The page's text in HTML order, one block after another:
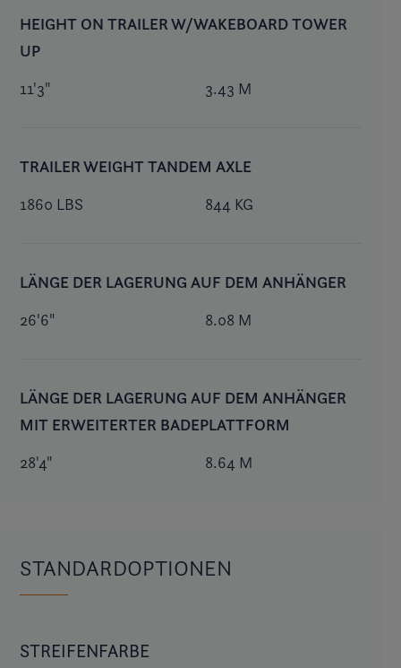
HEIGHT ON TRAILER W/WAKEBOARD TOWER
UP
11'3" 3.43 M
TRAILER WEIGHT TANDEM AXLE
1860 LBS 844 KG
LÄNGE DER LAGERUNG AUF DEM ANHÄNGER
26'6" 8.08 M
LÄNGE DER LAGERUNG AUF DEM ANHÄNGER
MIT ERWEITERTER BADEPLATTFORM
28'4" 8.64 M
STANDARDOPTIONEN
STREIFENFARBE